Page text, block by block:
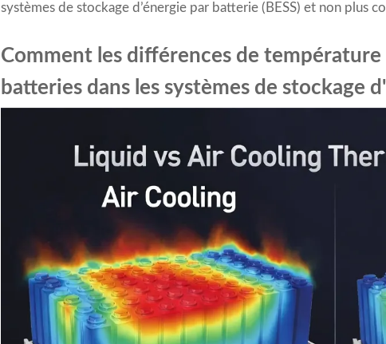
systèmes de stockage d’énergie par batterie (BESS) et non plus
Comment les différences de
batteries dans les systèmes de stockage